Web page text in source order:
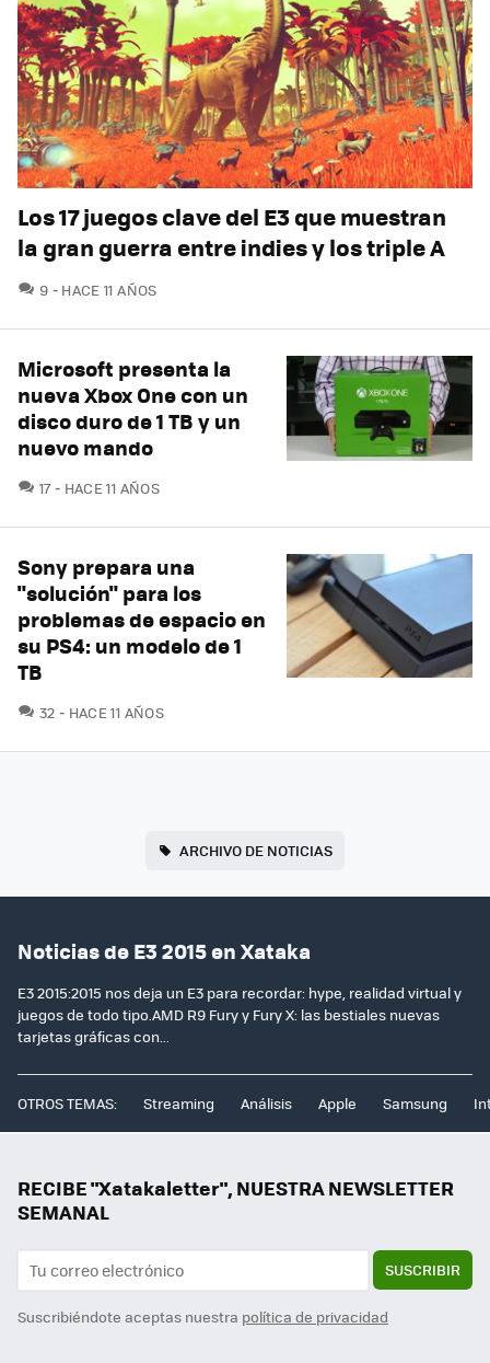
Los 17 juegos clave del E3 que muestran
la gran guerra entre indies y los triple A
9 COMENTARIOS
HACE 11 AÑOS
Microsoft presenta la
nueva Xbox One con un
disco duro de 1 TB y un
nuevo mando
17COMENTARIOS
HACE 11 AÑOS
Sony prepara una
"solución" para los
problemas de espacio en
su PS4: un modelo de 1
TB
32 COMENTARIOS
HACE 11 AÑOS
ARCHIVO DE NOTICIAS
Noticias de E3 2015 en Xataka
E3 2015:2015 nos deja un E3 para recordar: hype, realidad virtual y
juegos de todo tipo.AMD R9 Fury y Fury X: las bestiales nuevas
tarjetas gráficas con...
OTROS TEMAS: Streaming Análisis Apple Samsung
RECIBE "Xatakaletter", NUESTRA NEWSLETTER
SEMANAL
SUSCRIBIR
Suscribiéndote aceptas nuestra política de privacidad